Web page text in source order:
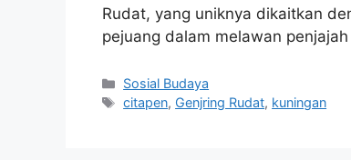
Rudat, yang uniknya dikaitkan
pejuang dalam melawan
Kategori
Sosial Budaya
Tag
citapen, Genjring Rudat, kuningan